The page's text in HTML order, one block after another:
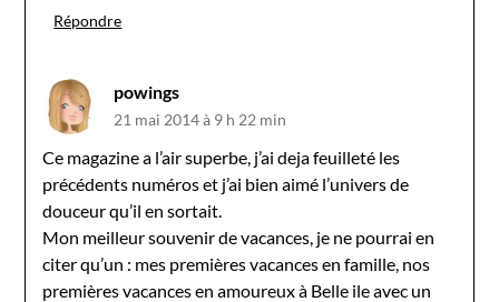
Répondre
powings
21 mai 2014 à 9 h 22 min
Ce magazine a l’air superbe, j’ai deja feuilleté les
précédents numéros et j’ai bien aimé l’univers de
douceur qu’il en sortait.
Mon meilleur souvenir de vacances, je ne pourrai en
citer qu’un : mes premières vacances en famille, nos
premières vacances en amoureux à Belle ile avec un